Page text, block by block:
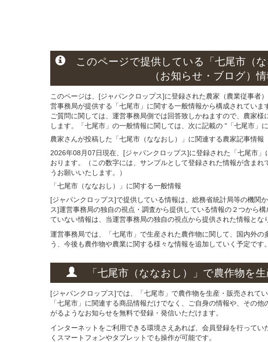
このページで提供している 「七尾市（
（お知らせ・ブログ）
このページは、[ジャパンクロップス]に登録された農家（農業従事者
営事務局が提供する「七尾市」に関する一般情報から構成されていま
ご質問に関しては、運営事務局側では回答致しかねますので、農家
します。「七尾市」の一般情報に関しては、次に記載の "「七尾市」
農家さんが投稿した「七尾市（ななおし）」 に関連する農家記事情報
2026年08月07日現在、[ジャパンクロップス]に登録された「七尾市
おります。（この数字には、サンプルとして登録された情報が含ま
うお願いいたします。）
「七尾市（ななおし）」 に関する一般情報
[ジャパンクロップス]で提供している情報は、総務省統計局等の機関
ス]運営事務局の独自の視点・調査から提供している情報の２つから
ていない情報は、当運営事務局の独自の視点から提供された情報とな
運営事務局では、「七尾市」で生産された農作物に関して、国内外の
う、今後も農作物や農業に関する様々な情報を追加していく予定です。
「七尾市（ななおし）」 で農作物を
[ジャパンクロップス]では、「七尾市」で農作物を生産・販売されて
「七尾市」に関連する商品情報だけでなく、ご自身の情報や、その
がるようなお知らせを無料で登録・発信いただけます。
インターネットをご利用できる環境さえあれば、会員登録を行って
くスマートフォンやタブレットでも操作が可能です。